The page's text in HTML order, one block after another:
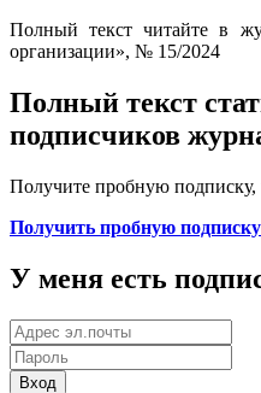
Полный текст читайте в
организации», № 15/2024
Полный текст
подписчиков
Получите пробную подписку,
Получить пробную
У меня есть
Вход